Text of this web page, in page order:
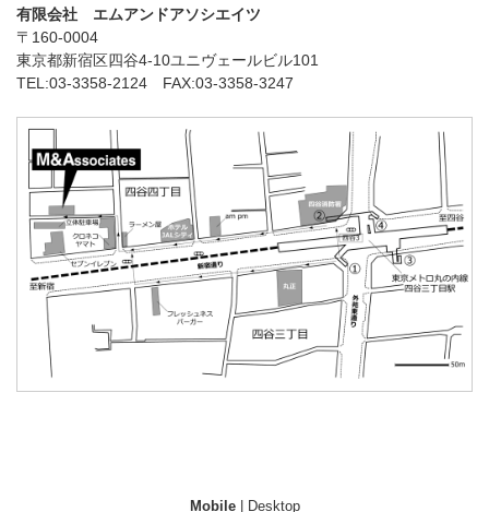
有限会社 エムアンドアソシエイツ
〒160-0004
東京都新宿区四谷4-10ユニヴェールビル101
TEL:03-3358-2124 FAX:03-3358-3247
Mobile| Desktop